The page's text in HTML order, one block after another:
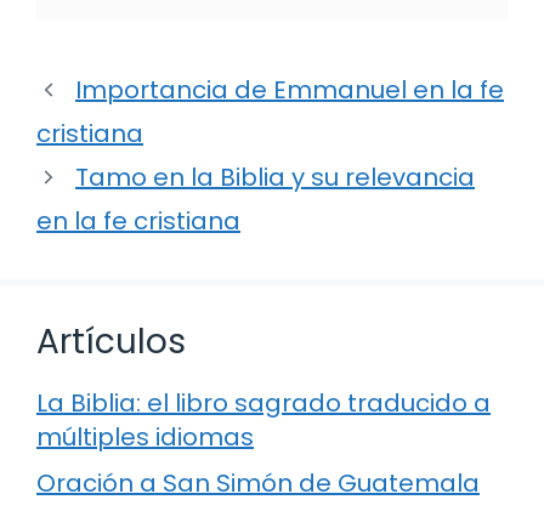
Importancia de Emmanuel en la fe
cristiana
Tamo en la Biblia y su relevancia
en la fe cristiana
Artículos
La Biblia: el libro sagrado traducido a
múltiples idiomas
Oración a San Simón de Guatemala